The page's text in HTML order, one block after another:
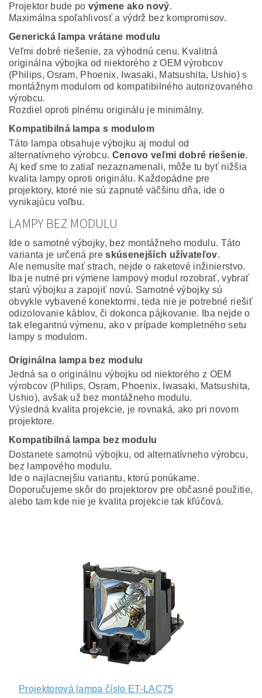
Projektor bude po výmene ako nový.
Maximálna spoľahlivosť a výdrž bez kompromisov.
Generická lampa vrátane modulu
Veľmi dobré riešenie, za výhodnú cenu. Kvalitná
originálna výbojka od niektorého z OEM výrobcov
(Philips, Osram, Phoenix, Iwasaki, Matsushita, Ushio) s
montážnym modulom od kompatibilného autorizovaného
výrobcu.
Rozdiel oproti plnému originálu je minimálny.
Kompatibilná lampa s modulom
Táto lampa obsahuje výbojku aj modul od
alternatívneho výrobcu. Cenovo veľmi dobré riešenie.
Aj keď sme to zatiaľ nezaznamenali, môže tu byť nižšia
kvalita lampy oproti originálu. Každopádne pre
projektory, ktoré nie sú zapnuté väčšinu dňa, ide o
vynikajúcu voľbu.
LAMPY BEZ MODULU
Ide o samotné výbojky, bez montážneho modulu. Táto
varianta je určená preskúsenejších užívateľov.
Ale nemusíte mať strach, nejde o raketové inžinierstvo.
Iba je nutné pri výmene lampový modul rozobrať, vybrať
starú výbojku a zapojiť novú. Samotné výbojky sú
obvykle vybavené konektormi, teda nie je potrebné riešiť
odizolovanie káblov, či dokonca pájkovanie. Iba nejde o
tak elegantnú výmenu, ako v prípade kompletného setu
lampy s modulom.
Originálna lampa bez modulu
Jedná sa o originálnu výbojku od niektorého z OEM
výrobcov (Philips, Osram, Phoenix, Iwasaki, Matsushita,
Ushio), avšak už bez montážneho modulu.
Výsledná kvalita projekcie, je rovnaká, ako pri novom
projektore.
Kompatibilná lampa bez modulu
Dostanete samotnú výbojku, od alternatívneho výrobcu,
bez lampového modulu.
Ide o najlacnejšiu variantu, ktorú ponúkame.
Doporučujeme skôr do projektorov pre občasné použitie,
alebo tam kde nie je kvalita projekcie tak kľúčová.
Projektorová lampa číslo ET-LAC75